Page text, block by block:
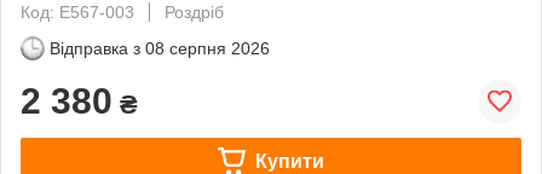
Код: E567-003
Роздріб
Відправка з 08 серпня 2026
2 380 ₴
Купити